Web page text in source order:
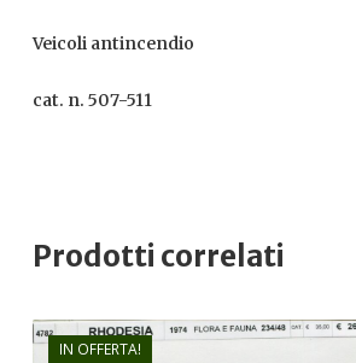
Veicoli antincendio
cat. n. 507-511
Prodotti correlati
IN OFFERTA!